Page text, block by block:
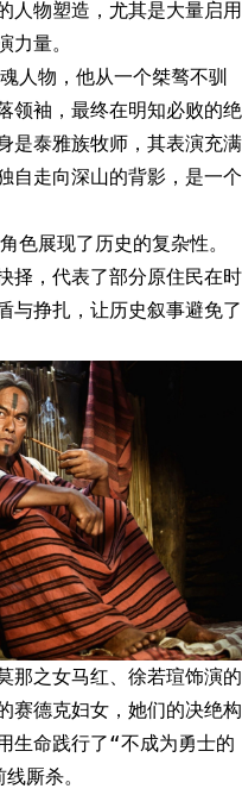
人物塑造，尤其是大量启用
力量。
魂人物，他从一个桀骜不驯
领袖，最终在明知必败的绝
是泰雅族牧师，其表演充满
自走向深山的背影，是一个
色展现了历史的复杂性。
择，代表了部分原住民在时
与挣扎，让历史叙事避免了
那之女马红、徐若瑄饰演的
赛德克妇女，她们的决绝构
生命践行了“不成为勇士的
厮杀。